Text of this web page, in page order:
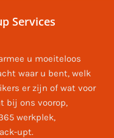
Services
u moeiteloos
waar u bent, welk
er zijn of wat voor
bij ons voorop,
werkplek,
upt.